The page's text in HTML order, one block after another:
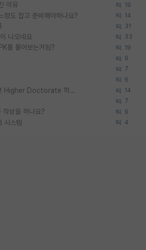
이유 19
정도 잡고 준비해야하나요? 14
31
나오네요 33
를 물어보는거임? 19
9
7
6
우리나라도 학구 열풍보면 Higher Doctorate 학위가 필요하다고 봅니다. 14
7
작성을 하나요? 9
시스템 4